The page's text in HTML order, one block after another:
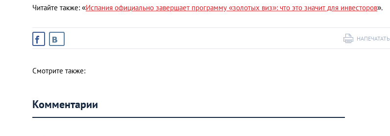
Читайте также: «Испания официально завершает программу «золотых виз»: что это значит для инвесторов».
НАПЕЧАТАТЬ
Смотрите также:
Комментарии